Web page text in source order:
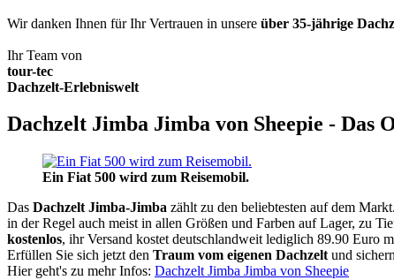
Wir danken Ihnen für Ihr Vertrauen in unsere über 35-jährige
Ihr Team von
tour-tec
Dachzelt-Erlebniswelt
Dachzelt Jimba Jimba von Sheepie - Das
Ein Fiat 500 wird zum Reisemobil.
Das Dachzelt Jimba-Jimba zählt zu den beliebtesten auf dem
in der Regel auch meist in allen Größen und Farben auf Lager, zu
kostenlos, ihr Versand kostet deutschlandweit lediglich 89.90 Euro
Erfüllen Sie sich jetzt den Traum vom eigenen Dachzelt und
Hier geht's zu mehr Infos: Dachzelt Jimba Jimba von Sheepie